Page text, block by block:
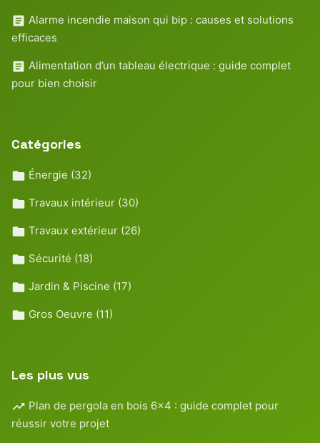
Alarme incendie maison qui bip : causes et solutions
efficaces
Alimentation d’un tableau électrique : guide complet
pour bien choisir
Catégories
Énergie (32)
Travaux intérieur (30)
Travaux extérieur (26)
Sécurité (18)
Jardin & Piscine (17)
Gros Oeuvre (11)
Les plus vus
Plan de pergola en bois 6×4 : guide complet pour
réussir votre projet